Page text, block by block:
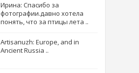
Ирина: Спасибо за
фотографии.давно хотела
понять, что за птицы лета ..
Artisanuzh: Europe, and in
Ancient Russia ..